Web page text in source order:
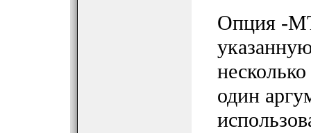
Опция -
несколько
один